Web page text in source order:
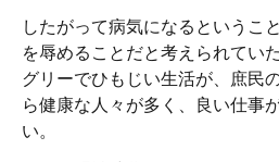
したがって病気になるというこ
を辱めることだと考えられてい
グリーでひもじい生活が、庶民
ら健康な人々が多く、良い仕事
い。